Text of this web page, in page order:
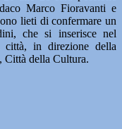
Marco Fioravanti e
lieti di confermare un
che si inserisce nel
città, in direzione della
Città della Cultura.